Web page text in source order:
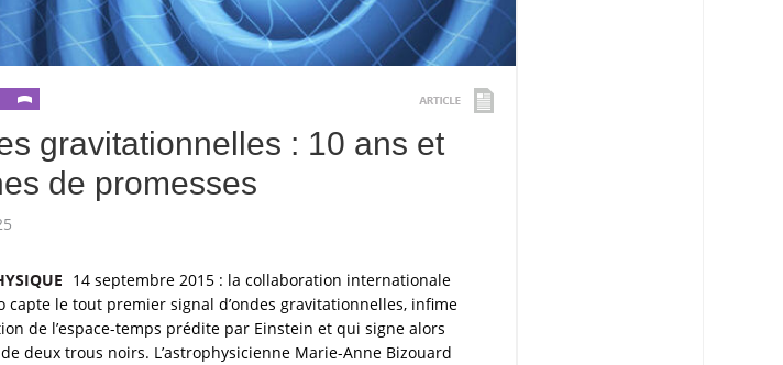
gravitationnelles : 10 ans et
de promesses
14 septembre 2015 : la collaboration internationale
capte le tout premier signal d’ondes gravitationnelles, infime
de l’espace-temps prédite par Einstein et qui signe alors
deux trous noirs. L’astrophysicienne Marie-Anne Bizouard